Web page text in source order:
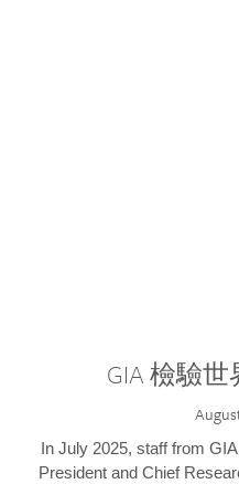
GIA 檢驗
In July 2025, staff from
President and Chief